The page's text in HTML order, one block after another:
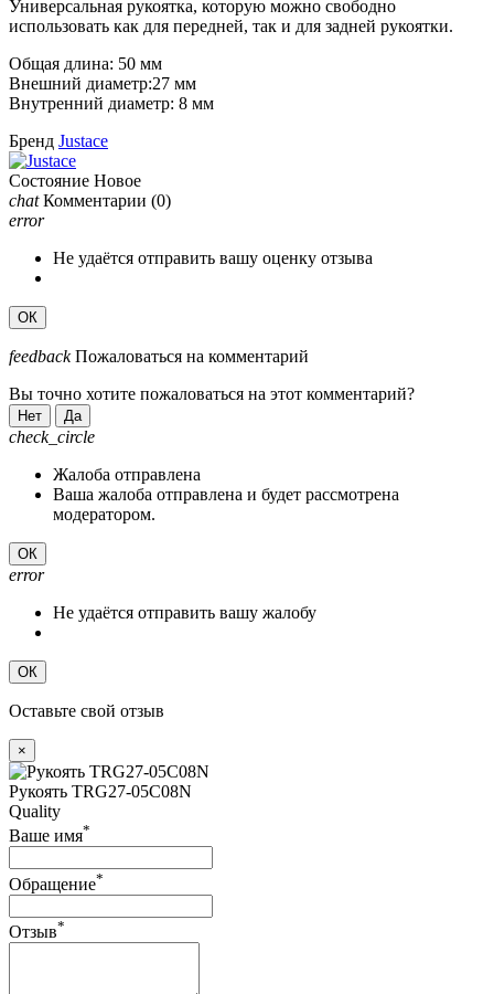
Универсальная рукоятка, которую можно свободно
использовать как для передней, так и для задней рукоятки.
Общая длина: 50 мм
Внешний диаметр:27 мм
Внутренний диаметр: 8 мм
Бренд Justace
Состояние Новое
chat Комментарии (0)
error
Не удаётся отправить вашу оценку отзыва
ОК
feedback Пожаловаться на комментарий
Вы точно хотите пожаловаться на этот комментарий?
Нет Да
check_circle
Жалоба отправлена
Ваша жалоба отправлена и будет рассмотрена
модератором.
ОК
error
Не удаётся отправить вашу жалобу
ОК
Оставьте свой отзыв
×
Рукоять TRG27-05C08N
Quality
Ваше имя*
Обращение*
Отзыв*